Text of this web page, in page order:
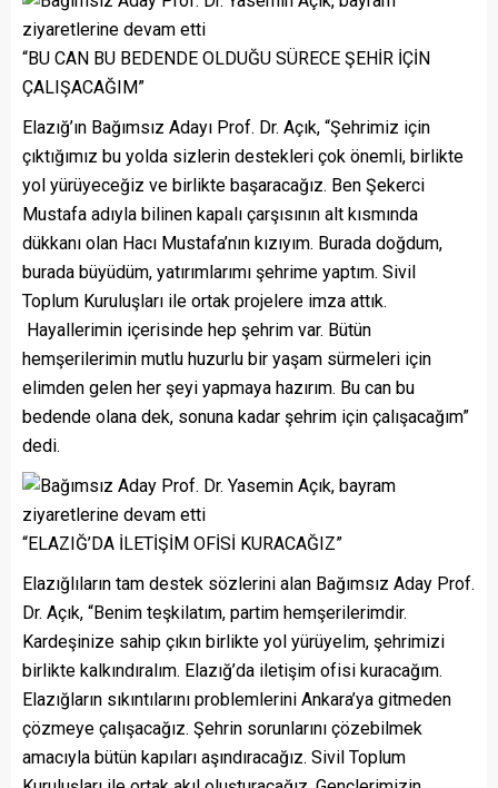
“BU CAN BU BEDENDE OLDUĞU SÜRECE ŞEHİR İÇİN
ÇALIŞACAĞIM”
Elazığ’ın Bağımsız Adayı Prof. Dr. Açık, “Şehrimiz için
çıktığımız bu yolda sizlerin destekleri çok önemli, birlikte
yol yürüyeceğiz ve birlikte başaracağız. Ben Şekerci
Mustafa adıyla bilinen kapalı çarşısının alt kısmında
dükkanı olan Hacı Mustafa’nın kızıyım. Burada doğdum,
burada büyüdüm, yatırımlarımı şehrime yaptım. Sivil
Toplum Kuruluşları ile ortak projelere imza attık.
Hayallerimin içerisinde hep şehrim var. Bütün
hemşerilerimin mutlu huzurlu bir yaşam sürmeleri için
elimden gelen her şeyi yapmaya hazırım. Bu can bu
bedende olana dek, sonuna kadar şehrim için çalışacağım”
dedi.
“ELAZIĞ’DA İLETİŞİM OFİSİ KURACAĞIZ”
Elazığlıların tam destek sözlerini alan Bağımsız Aday Prof.
Dr. Açık, “Benim teşkilatım, partim hemşerilerimdir.
Kardeşinize sahip çıkın birlikte yol yürüyelim, şehrimizi
birlikte kalkındıralım. Elazığ’da iletişim ofisi kuracağım.
Elazığların sıkıntılarını problemlerini Ankara’ya gitmeden
çözmeye çalışacağız. Şehrin sorunlarını çözebilmek
amacıyla bütün kapıları aşındıracağız. Sivil Toplum